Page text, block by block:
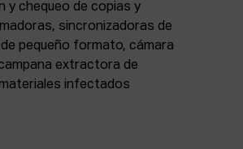
y chequeo de copias y
sincronizadoras de
pequeño formato, cámara
extractora de
infectados